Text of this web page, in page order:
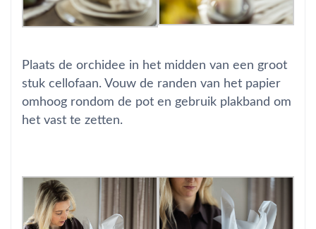
Plaats de orchidee in het midden van een groot
stuk cellofaan. Vouw de randen van het papier
omhoog rondom de pot en gebruik plakband om
het vast te zetten.